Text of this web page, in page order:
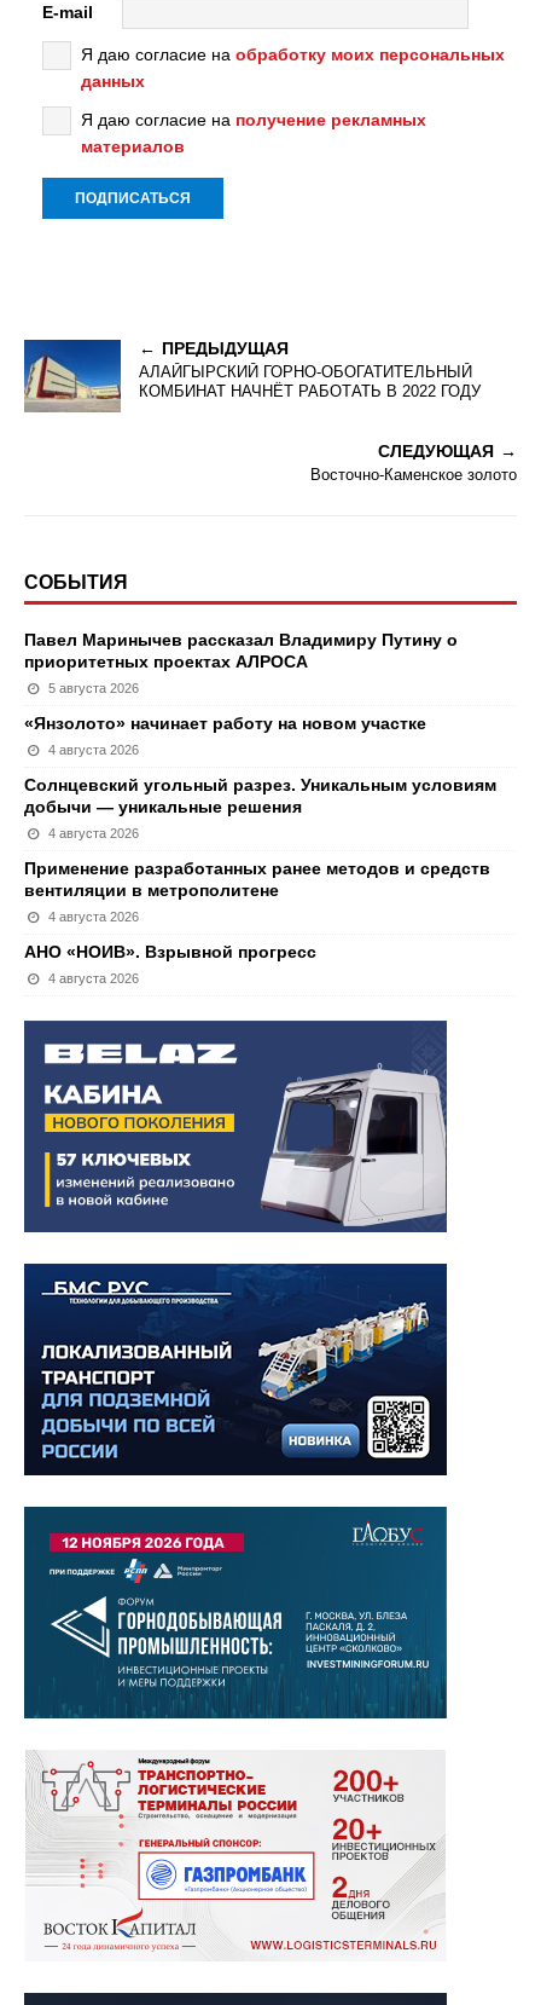
E-mail
Я даю согласие на обработку моих персональных
данных
Я даю согласие на получение рекламных
материалов
ПРЕДЫДУЩАЯ
АЛАЙГЫРСКИЙ ГОРНО-ОБОГАТИТЕЛЬНЫЙ
КОМБИНАТ НАЧНЁТ РАБОТАТЬ В 2022 ГОДУ
СЛЕДУЮЩАЯ
Восточно-Каменское золото
СОБЫТИЯ
Павел Маринычев рассказал Владимиру Путину о
приоритетных проектах АЛРОСА
5 августа 2026
«Янзолото» начинает работу на новом участке
4 августа 2026
Солнцевский угольный разрез. Уникальным условиям
добычи — уникальные решения
4 августа 2026
Применение разработанных ранее методов и средств
вентиляции в метрополитене
4 августа 2026
АНО «НОИВ». Взрывной прогресс
4 августа 2026